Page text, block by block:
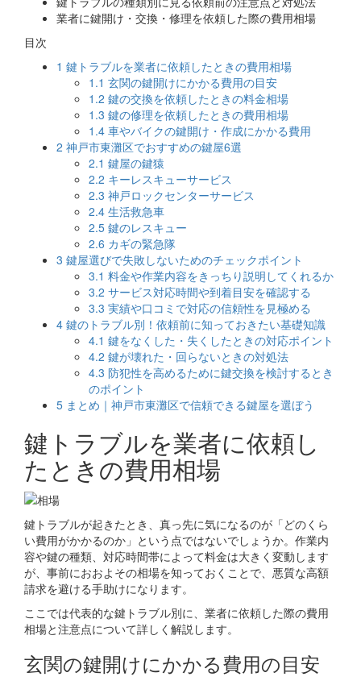
業者に鍵開け・交換・修理を依頼した際の費用相場
目次
1 鍵トラブルを業者に依頼したときの費用相場
1.1 玄関の鍵開けにかかる費用の目安
1.2 鍵の交換を依頼したときの料金相場
1.3 鍵の修理を依頼したときの費用相場
1.4 車やバイクの鍵開け・作成にかかる費用
2 神戸市東灘区でおすすめの鍵屋6選
2.1 鍵屋の鍵猿
2.2 キーレスキューサービス
2.3 神戸ロックセンターサービス
2.4 生活救急車
2.5 鍵のレスキュー
2.6 カギの緊急隊
3 鍵屋選びで失敗しないためのチェックポイント
3.1 料金や作業内容をきっちり説明してくれるか
3.2 サービス対応時間や到着目安を確認する
3.3 実績や口コミで対応の信頼性を見極める
4 鍵のトラブル別！依頼前に知っておきたい基礎知識
4.1 鍵をなくした・失くしたときの対応ポイント
4.2 鍵が壊れた・回らないときの対処法
4.3 防犯性を高めるために鍵交換を検討するとき
のポイント
5 まとめ｜神戸市東灘区で信頼できる鍵屋を選ぼう
鍵トラブルを業者に依頼し
たときの費用相場
鍵トラブルが起きたとき、真っ先に気になるのが「どのくら
い費用がかかるのか」という点ではないでしょうか。作業内
容や鍵の種類、対応時間帯によって料金は大きく変動します
が、事前におおよその相場を知っておくことで、悪質な高額
請求を避ける手助けになります。
ここでは代表的な鍵トラブル別に、業者に依頼した際の費用
相場と注意点について詳しく解説します。
玄関の鍵開けにかかる費用の目安